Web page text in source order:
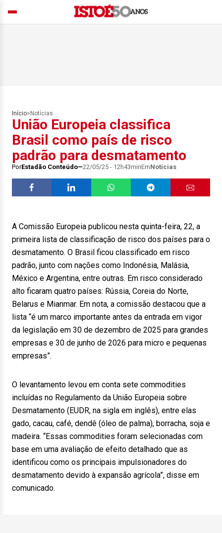
Início> Notícias
União Europeia classifica
Brasil como país de risco
padrão para desmatamento
PorEstadão Conteúdo 22/05/25 - 12h43minEmNotícias
A Comissão Europeia publicou nesta quinta-feira, 22, a
primeira lista de classificação de risco dos países para o
desmatamento. O Brasil ficou classificado em risco
padrão, junto com nações como Indonésia, Malásia,
México e Argentina, entre outras. Em risco considerado
alto ficaram quatro países: Rússia, Coreia do Norte,
Belarus e Mianmar. Em nota, a comissão destacou que a
lista “é um marco importante antes da entrada em vigor
da legislação em 30 de dezembro de 2025 para grandes
empresas e 30 de junho de 2026 para micro e pequenas
empresas”.
O levantamento levou em conta sete commodities
incluídas no Regulamento da União Europeia sobre
Desmatamento (EUDR, na sigla em inglês), entre elas
gado, cacau, café, dendê (óleo de palma), borracha, soja e
madeira. “Essas commodities foram selecionadas com
base em uma avaliação de efeito detalhado que as
identificou como os principais impulsionadores do
desmatamento devido à expansão agrícola”, disse em
comunicado.